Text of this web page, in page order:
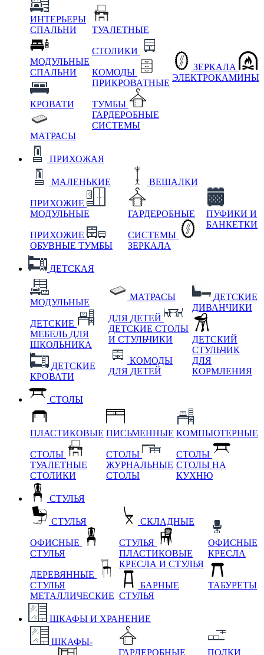
ИНТЕРЬЕРЫ
СПАЛЬНИ
МОДУЛЬНЫЕ
СПАЛЬНИ
КРОВАТИ
МАТРАСЫ
ТУАЛЕТНЫЕ
СТОЛИКИ
КОМОДЫ
ПРИКРОВАТНЫЕ
ТУМБЫ
ГАРДЕРОБНЫЕ
СИСТЕМЫ
ЗЕРКАЛА
ЭЛЕКТРОКАМИНЫ
ПРИХОЖАЯ
МАЛЕНЬКИЕ
ПРИХОЖИЕ
МОДУЛЬНЫЕ
ПРИХОЖИЕ
ОБУВНЫЕ ТУМБЫ
ВЕШАЛКИ
ГАРДЕРОБНЫЕ
СИСТЕМЫ
ЗЕРКАЛА
ПУФИКИ И
БАНКЕТКИ
ДЕТСКАЯ
МОДУЛЬНЫЕ
ДЕТСКИЕ
МЕБЕЛЬ ДЛЯ
ШКОЛЬНИКА
ДЕТСКИЕ
КРОВАТИ
МАТРАСЫ
ДЛЯ ДЕТЕЙ
ДЕТСКИЕ СТОЛЫ
И СТУЛЬЧИКИ
КОМОДЫ
ДЛЯ ДЕТЕЙ
ДЕТСКИЕ
ДИВАНЧИКИ
ДЕТСКИЙ
СТУЛЬЧИК
ДЛЯ
КОРМЛЕНИЯ
СТОЛЫ
ПЛАСТИКОВЫЕ
СТОЛЫ
ТУАЛЕТНЫЕ
СТОЛИКИ
ПИСЬМЕННЫЕ
СТОЛЫ
ЖУРНАЛЬНЫЕ
СТОЛЫ
КОМПЬЮТЕРНЫЕ
СТОЛЫ
СТОЛЫ НА
КУХНЮ
СТУЛЬЯ
СТУЛЬЯ
ОФИСНЫЕ
СТУЛЬЯ
ДЕРЕВЯННЫЕ
СТУЛЬЯ
МЕТАЛЛИЧЕСКИЕ
СКЛАДНЫЕ
СТУЛЬЯ
ПЛАСТИКОВЫЕ
КРЕСЛА И СТУЛЬЯ
БАРНЫЕ
СТУЛЬЯ
ОФИСНЫЕ
КРЕСЛА
ТАБУРЕТЫ
ШКАФЫ И ХРАНЕНИЕ
ШКАФЫ-
ГАРДЕРОБНЫЕ
ПОЛКИ